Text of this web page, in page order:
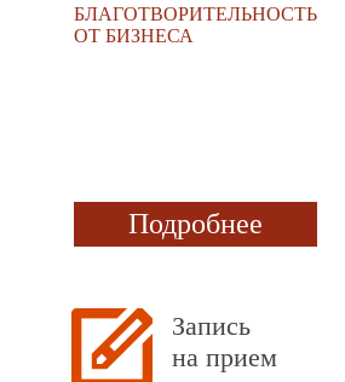
БЛАГОТВОРИТЕЛЬНОСТЬ
ОТ БИЗНЕСА
Подробнее
Запись
на прием